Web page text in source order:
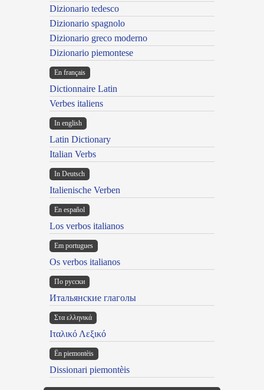
Dizionario tedesco
Dizionario spagnolo
Dizionario greco moderno
Dizionario piemontese
En français
Dictionnaire Latin
Verbes italiens
In english
Latin Dictionary
Italian Verbs
In Deutsch
Italienische Verben
En español
Los verbos italianos
Em portugues
Os verbos italianos
По русски
Итальянские глаголы
Στα ελληνικά
Ιταλικό Λεξικό
Ën piemontèis
Dissionari piemontèis